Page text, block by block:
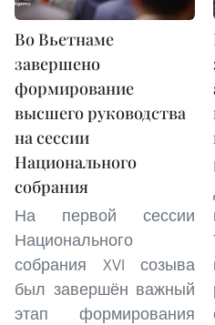
Во Вьетнаме
завершено
формирование
высшего руководства
на сессии
Национального
собрания
На первой сессии
Национального
собрания XVI созыва
был завершён важный
этап формирования